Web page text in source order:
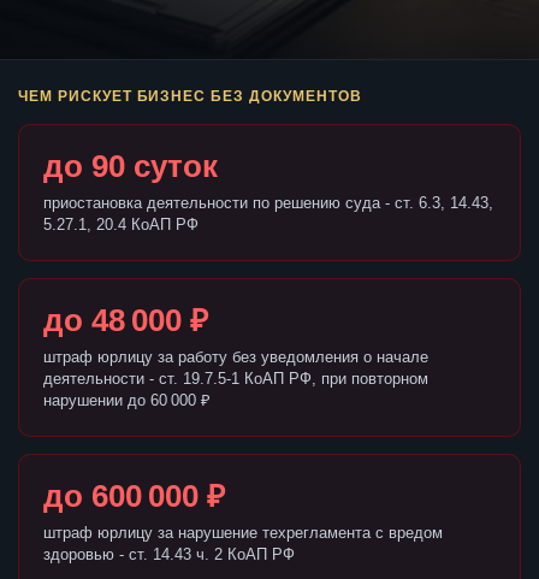
ЧЕМ РИСКУЕТ БИЗНЕС БЕЗ ДОКУМЕНТОВ
до 90 суток
приостановка деятельности по решению суда - ст. 6.3, 14.43,
5.27.1, 20.4 КоАП РФ
до 48 000 ₽
штраф юрлицу за работу без уведомления о начале
деятельности - ст. 19.7.5-1 КоАП РФ, при повторном
нарушении до 60 000 ₽
до 600 000 ₽
штраф юрлицу за нарушение техрегламента с вредом
здоровью - ст. 14.43 ч. 2 КоАП РФ